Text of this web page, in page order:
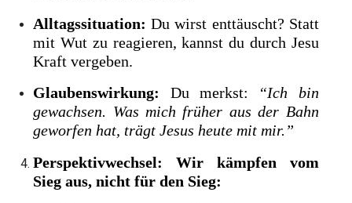
Alltagssituation: Du wirst enttäuscht? Statt
mit Wut zu reagieren, kannst du durch Jesu
Kraft vergeben.
Glaubenswirkung: Du merkst:
“Ich bin
gewachsen. Was mich früher aus der Bahn
geworfen hat, trägt Jesus heute mit mir.”
Perspektivwechsel: Wir kämpfen vom
Sieg aus, nicht für den Sieg: